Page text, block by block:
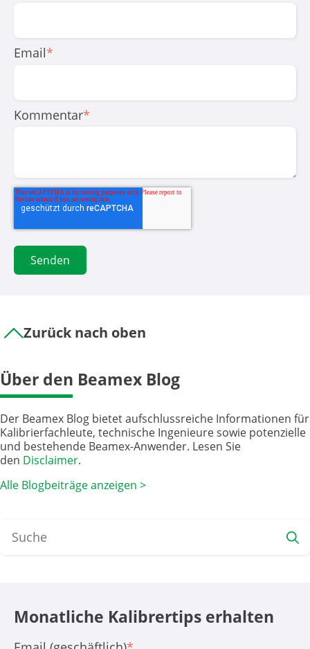
Email*
Kommentar*
Zurück nach oben
Über den Beamex Blog
Der Beamex Blog bietet aufschlussreiche Informationen für
Kalibrierfachleute, technische Ingenieure sowie potenzielle
und bestehende Beamex-Anwender. Lesen Sie
den Disclaimer.
Alle Blogbeiträge anzeigen >
Monatliche Kali­brer­tips erhalten